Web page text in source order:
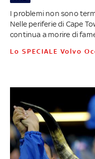
I problemi non sono
Nelle periferie di Cape
continua a morire di
Lo SPECIALE Volvo